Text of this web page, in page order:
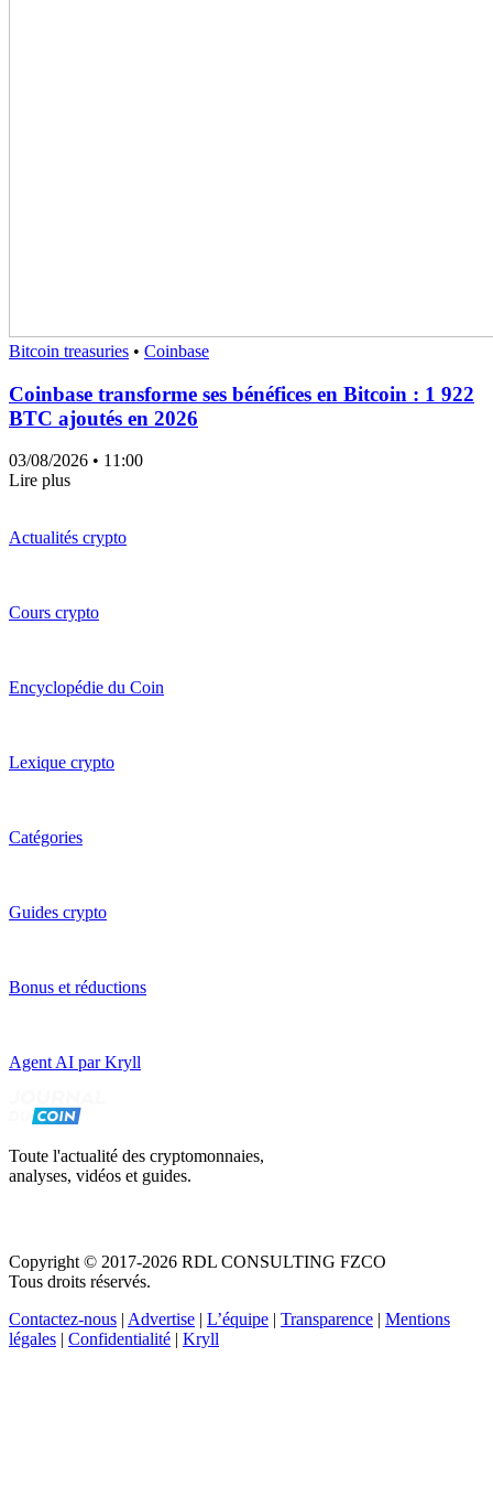
Bitcoin treasuries • Coinbase
Coinbase transforme ses bénéfices en Bitcoin : 1 922
BTC ajoutés en 2026
03/08/2026 • 11:00
Lire plus
Actualités crypto
Cours crypto
Encyclopédie du Coin
Lexique crypto
Catégories
Guides crypto
Bonus et réductions
Agent AI par Kryll
Toute l'actualité des cryptomonnaies,
analyses, vidéos et guides.
Copyright © 2017-2026 RDL CONSULTING FZCO
Tous droits réservés.
Contactez-nous | Advertise | L’équipe | Transparence | Mentions
légales | Confidentialité | Kryll